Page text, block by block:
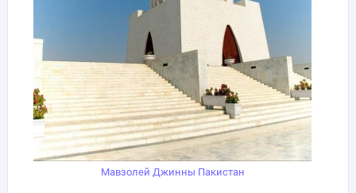
Мавзолей Джинны Пакистан